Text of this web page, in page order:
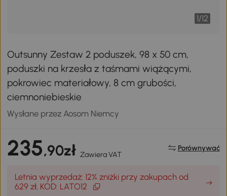
1/12
Outsunny Zestaw 2 poduszek, 98 x 50 cm,
poduszki na krzesła z taśmami wiążącymi,
pokrowiec materiałowy, 8 cm grubości,
ciemnoniebieskie
Wysłane przez Aosom Niemcy
235,90zł Zawiera VAT
Porównywać
Letnia wyprzedaż: 12% zniżki przy zakupach od
629 zł, KOD: LATO12